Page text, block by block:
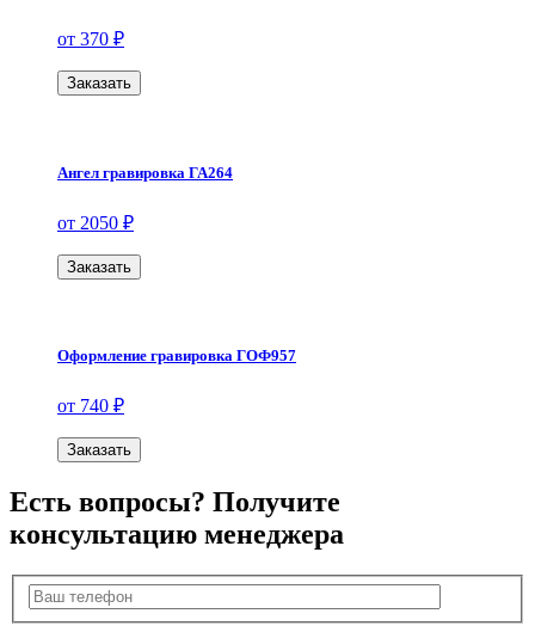
от 370 ₽
Заказать
Ангел гравировка ГА264
от 2050 ₽
Заказать
Оформление гравировка ГОФ957
от 740 ₽
Заказать
Есть вопросы? Получите
консультацию менеджера